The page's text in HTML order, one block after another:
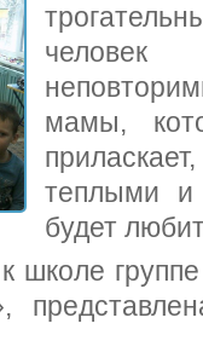
мамы,
теплыми
будет
к школе